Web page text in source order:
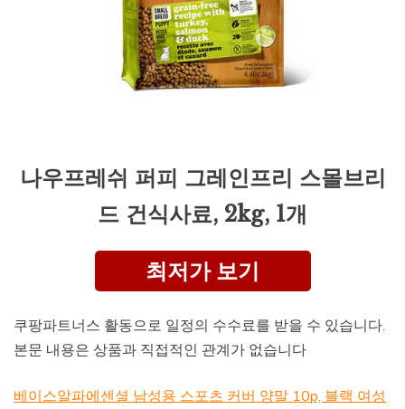
나우프레쉬 퍼피 그레인프리 스몰브리
드 건식사료, 2kg, 1개
최저가 보기
쿠팡파트너스 활동으로 일정의 수수료를 받을 수 있습니다.
본문 내용은 상품과 직접적인 관계가 없습니다
베이스알파에센셜 남성용 스포츠 커버 양말 10p, 블랙 여성